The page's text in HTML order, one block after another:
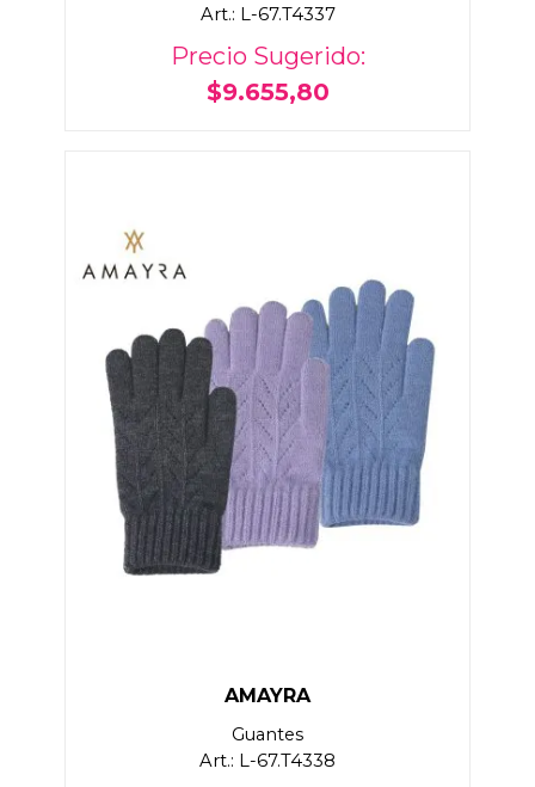
Art.: L-67.T4337
Precio Sugerido:
$9.655,80
AMAYRA
Guantes
Art.: L-67.T4338